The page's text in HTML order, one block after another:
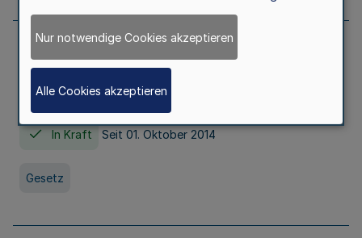
Gesetz über die Hochschulen des Landes
Nordrhein-Westfalen (Hochschulgesetz -
HG)
In Kraft Seit 01. Oktober 2014
Gesetz
Nur notwendige Cookies akzeptieren
Alle Cookies akzeptieren